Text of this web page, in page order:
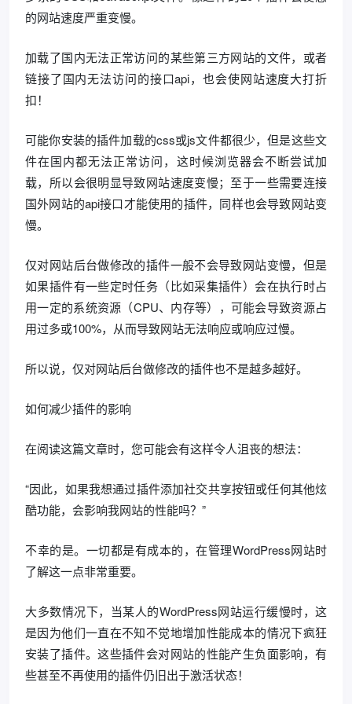
的网站速度严重变慢。
加载了国内无法正常访问的某些第三方网站的文件，或者
链接了国内无法访问的接口api，也会使网站速度大打折
扣！
可能你安装的插件加载的css或js文件都很少，但是这些文
件在国内都无法正常访问，这时候浏览器会不断尝试加
载，所以会很明显导致网站速度变慢；至于一些需要连接
国外网站的api接口才能使用的插件，同样也会导致网站变
慢。
仅对网站后台做修改的插件一般不会导致网站变慢，但是
如果插件有一些定时任务（比如采集插件）会在执行时占
用一定的系统资源（CPU、内存等），可能会导致资源占
用过多或100%，从而导致网站无法响应或响应过慢。
所以说，仅对网站后台做修改的插件也不是越多越好。
如何减少插件的影响
在阅读这篇文章时，您可能会有这样令人沮丧的想法：
“因此，如果我想通过插件添加社交共享按钮或任何其他炫
酷功能，会影响我网站的性能吗？”
不幸的是。一切都是有成本的，在管理WordPress网站时
了解这一点非常重要。
大多数情况下，当某人的WordPress网站运行缓慢时，这
是因为他们一直在不知不觉地增加性能成本的情况下疯狂
安装了插件。这些插件会对网站的性能产生负面影响，有
些甚至不再使用的插件仍旧出于激活状态！